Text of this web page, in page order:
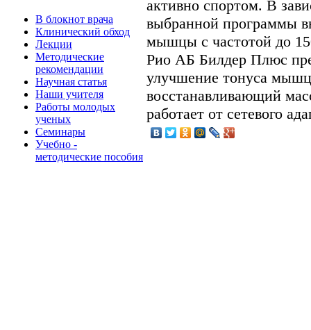
В блокнот врача
Клинический обход
Лекции
Методические
рекомендации
Научная статья
Наши учителя
Работы молодых
ученых
Семинары
Учебно -
методические пособия
активно спортом. В
выбранной программы
мышцы с частотой до
Рио АБ Билдер Плюс
улучшение тонуса
восстанавливающий
работает от сетевого